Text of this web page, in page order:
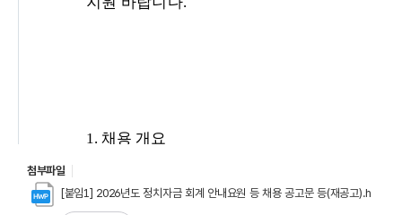
첨부파일
[붙임1] 2026년도 정치자금 회계 안내요원 등 채용 공고문 등(재공고).h